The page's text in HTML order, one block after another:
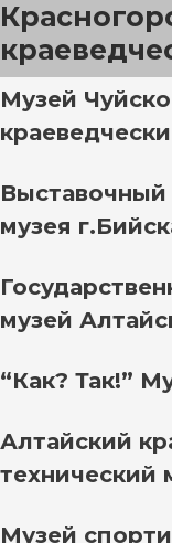
Перейти
содержимому
Музей
Выставочный
музея
музей
“Как? Так!”
Алтайский
технический
Музей